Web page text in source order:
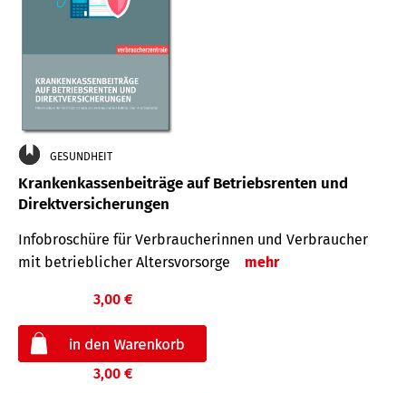
GESUNDHEIT
Krankenkassenbeiträge auf Betriebsrenten und
Direktversicherungen
Infobroschüre für Verbraucherinnen und Verbraucher
mit betrieblicher Altersvorsorge
mehr
3,00 €
3,00 €